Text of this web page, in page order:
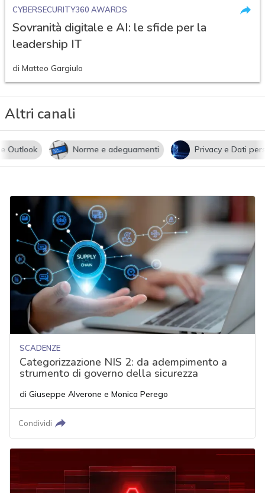
CYBERSECURITY360 AWARDS
Sovranità digitale e AI: le sfide per la
leadership IT
di Matteo Gargiulo
Altri canali
Norme e adeguamenti Privacy e Dati
SCADENZE
Categorizzazione NIS 2: da adempimento a
strumento di governo della sicurezza
di Giuseppe Alverone e Monica Perego
Condividi